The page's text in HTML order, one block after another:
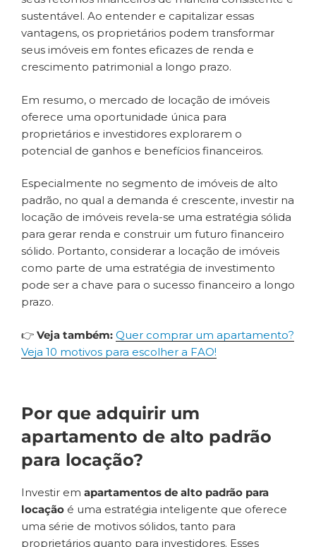
sustentável. Ao entender e capitalizar essas
vantagens, os proprietários podem transformar
seus imóveis em fontes eficazes de renda e
crescimento patrimonial a longo prazo.
Em resumo, o mercado de locação de imóveis
oferece uma oportunidade única para
proprietários e investidores explorarem o
potencial de ganhos e benefícios financeiros.
Especialmente no segmento de imóveis de alto
padrão, no qual a demanda é crescente, investir na
locação de imóveis revela-se uma estratégia sólida
para gerar renda e construir um futuro financeiro
sólido. Portanto, considerar a locação de imóveis
como parte de uma estratégia de investimento
pode ser a chave para o sucesso financeiro a longo
prazo.
👉 Veja também: Quer comprar um apartamento?
Veja 10 motivos para escolher a FAO!
Por que adquirir um
apartamento de alto padrão
para locação?
Investir em apartamentos de alto padrão para
locação é uma estratégia inteligente que oferece
uma série de motivos sólidos, tanto para
proprietários quanto para investidores. Esses